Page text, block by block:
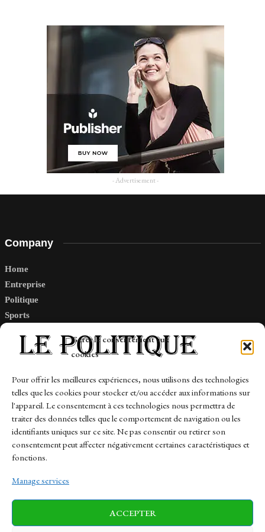
Gérer le consentement aux
cookies
Pour offrir les meilleures expériences, nous utilisons des technologies
telles que les cookies pour stocker et/ou accéder aux informations sur
l'appareil. Le consentement à ces technologies nous permettra de
traiter des données telles que le comportement de navigation ou les
identifiants uniques sur ce site. Ne pas consentir ou retirer son
consentement peut affecter négativement certaines caractéristiques et
fonctions.
Manage services
ACCEPTER
- Advertisement -
Company
Home
Entreprise
Politique
Sports
Links
Contact
Sitemap
News Finance-Marches Politics
Business Tech Health Sports Travel